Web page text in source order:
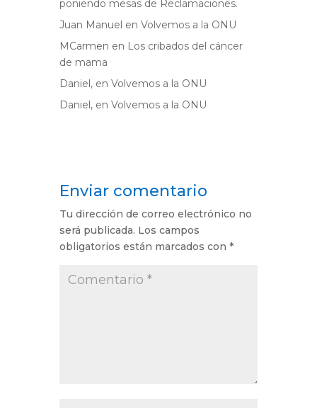
poniendo mesas de Reclamaciones.
Juan Manuel en Volvemos a la ONU
MCarmen en Los cribados del cáncer
de mama
Daniel, en Volvemos a la ONU
Daniel, en Volvemos a la ONU
Enviar comentario
Tu dirección de correo electrónico no
será publicada. Los campos
obligatorios están marcados con *